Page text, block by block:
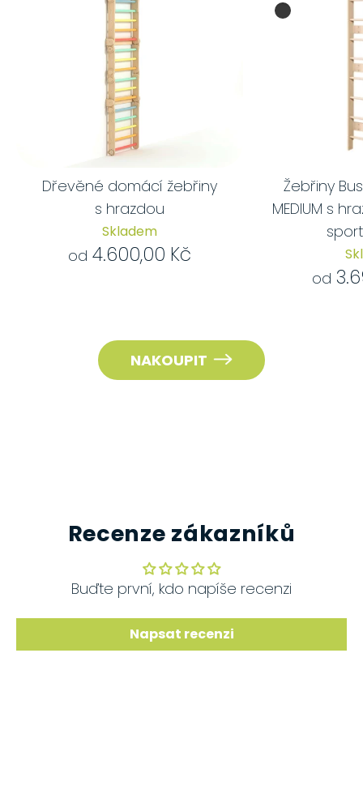
Dřevěné domácí žebřiny
s hrazdou
Skladem
od 4.600,00 Kč
Žebřiny
MEDIUM s
od
NAKOUPIT
Recenze zákazníků
Buďte první, kdo napíše recenzi
Napsat recenzi